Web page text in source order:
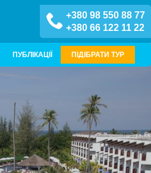
+380 98 550 88 77
+380 66 122 11 22
ПУБЛІКАЦІЇ ПІДІБРАТИ ТУР